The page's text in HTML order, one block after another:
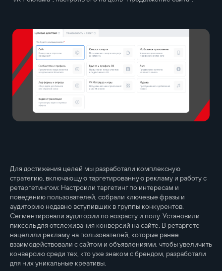
Для достижения целей мы разработали комплексную
стратегию, включающую таргетированную рекламу и работу с
ретаргетингом: Настроили таргетинг по интересам и
поведению пользователей, собрали ключевые фразы и
аудиторию недавно вступивших в группы конкурентов.
Сегментировали аудитории по возрасту и полу. Установили
пиксель для отслеживания конверсий на сайте. В ретаргете
нацелили рекламу на пользователей, которые ранее
взаимодействовали с сайтом и объявлениями, чтобы увеличить
конверсию среди тех, кто уже знаком с брендом, разработали
для них уникальные креативы.